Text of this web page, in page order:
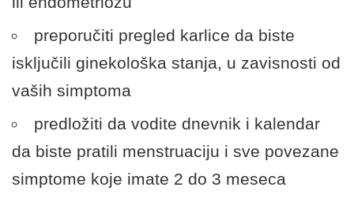
preporučiti pregled karlice da biste
isključili ginekološka stanja, u zavisnosti od
vaših simptoma
predložiti da vodite dnevnik i kalendar
da biste pratili menstruaciju i sve povezane
simptome koje imate 2 do 3 meseca